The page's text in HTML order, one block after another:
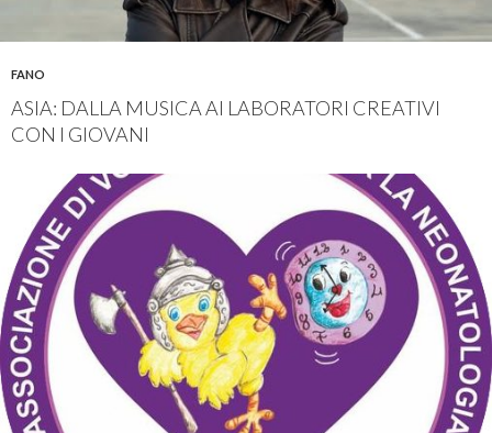
FANO
ASIA: DALLA MUSICA AI LABORATORI CREATIVI
CON I GIOVANI